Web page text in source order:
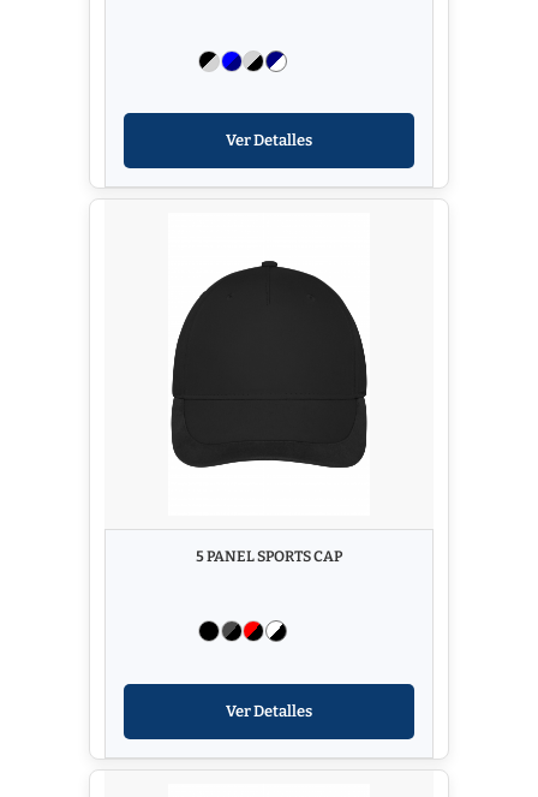
Ver Detalles
5 PANEL SPORTS CAP
Ver Detalles